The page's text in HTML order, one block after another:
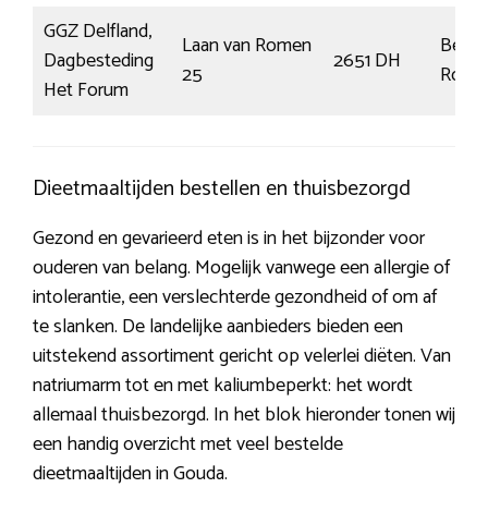
GGZ Delfland,
Dagbesteding
Het Forum
Laan van Romen
25
2651 DH
Dieetmaaltijden bestellen en thuisbezorgd
Gezond en gevarieerd eten is in het bijzonder voor
ouderen van belang. Mogelijk vanwege een allergie of
intolerantie, een verslechterde gezondheid of om af
te slanken. De landelijke aanbieders bieden een
uitstekend assortiment gericht op velerlei diëten. Van
natriumarm tot en met kaliumbeperkt: het wordt
allemaal thuisbezorgd. In het blok hieronder tonen wij
een handig overzicht met veel bestelde
dieetmaaltijden in Gouda.